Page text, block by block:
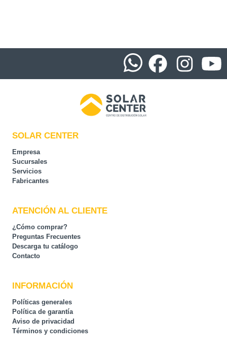
SOLAR CENTER
Empresa
Sucursales
Servicios
Fabricantes
ATENCIÓN AL CLIENTE
¿Cómo comprar?
Preguntas Frecuentes
Descarga tu catálogo
Contacto
INFORMACIÓN
Políticas generales
Política de garantía
Aviso de privacidad
Términos y condiciones